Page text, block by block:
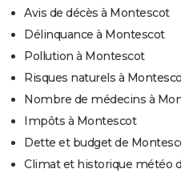
Avis de décès à Montescot
Délinquance à Montescot
Pollution à Montescot
Risques naturels à
Nombre de médecins à
Impôts à Montescot
Dette et budget de
Climat et historique météo